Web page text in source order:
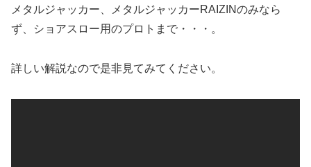
メタルジャッカー、メタルジャッカーRAIZINのみなら
ず、ショアスロー用のプロトまで・・・。
詳しい解説なので是非見てみてください。